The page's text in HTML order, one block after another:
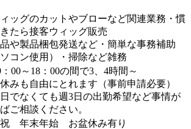
ィッグのカットやブローなど関連業務・慣
たら接客ウィッグ販売
品や製品梱包発送など・簡単な事務補助
ソコン使用）・掃除など雑務
00～18：00の間で3、4時間～
休みも自由にとれます（事前申請必要）
日でなくても週3日の出勤希望など事情が
ご相談ください。
祝 年末年始 お盆休み有り